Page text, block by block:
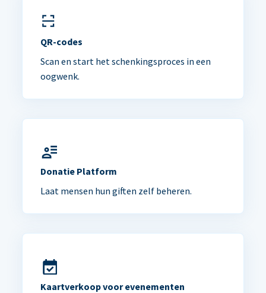
QR-codes
Scan en start het schenkingsproces in een
oogwenk.
Donatie Platform
Laat mensen hun giften zelf beheren.
Kaartverkoop voor evenementen